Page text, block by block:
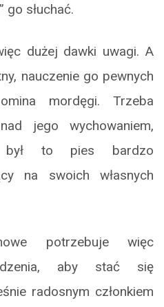
go słuchać.
dużej dawki uwagi. A
nauczenie go pewnych
mordęgi. Trzeba
jego wychowaniem,
był to pies bardzo
na swoich własnych
potrzebuje więc
aby stać się
radosnym członkiem